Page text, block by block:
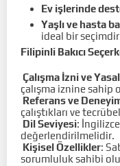
Ev işlerinde
Yaşlı ve hasta
ideal bir
Filipinli Bakıcı
Çalışma İzni ve
çalışma iznine sahip
Referans ve
çalıştıkları ve
Dil Seviyesi:
değerlendirilmelidir.
Kişisel Özellikler:
sorumluluk sahibi